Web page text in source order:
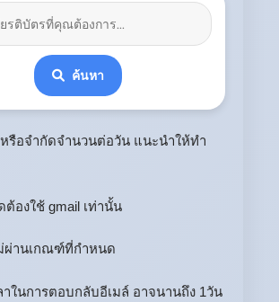
ค้นหา
รือจำกัดจำนวนต่อวัน แนะนำให้ทำ
ต้องใช้ gmail เท่านั้น
ผ่านเกณฑ์ที่กำหนด
าในการตอบกลับอีเมล์ อาจนานถึง 1วัน